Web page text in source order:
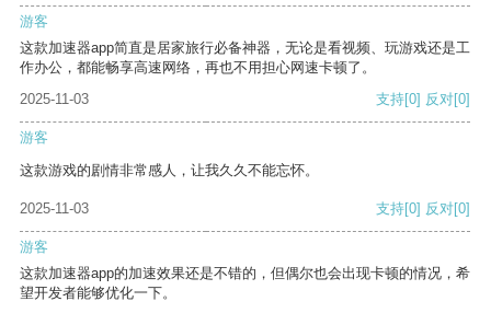
游客
这款加速器app简直是居家旅行必备神器，无论是看视频、玩游戏还是工
作办公，都能畅享高速网络，再也不用担心网速卡顿了。
2025-11-03
支持[0] 反对[0]
游客
这款游戏的剧情非常感人，让我久久不能忘怀。
2025-11-03 支持[0] 反对[0]
游客
这款加速器app的加速效果还是不错的，但偶尔也会出现卡顿的情况，希
望开发者能够优化一下。